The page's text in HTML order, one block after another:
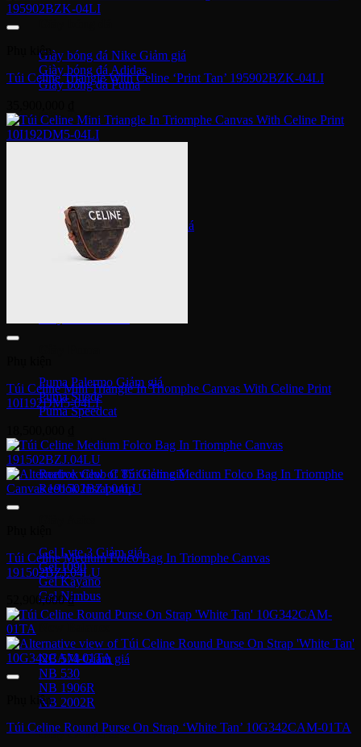
Giày bóng đá Nike
Giày bóng đá Adidas
Giày bóng đá Puma
Giày Golf
Giày Tranining Nike
Giày Tranining Adidas
Puma Palermo
Puma Suede
Puma Speedcat
Giày Reebok
Reebok Club C 85
Reebok Instapump
Gel Lyte 3
Gel 1090
Gel Kayano
Gel Nimbus
NB 574
NB 530
NB 1906R
NB 2002R
Giày Converse
Phụ kiện
Túi Celine Triangle With Celine ‘Print Tan’ 195902BZK-04LI
Túi Celine Mini Triangle In Triomphe Canvas With Celine Print
10I192DM5-04LI
Túi Celine Medium Folco Bag In Triomphe Canvas
191502BZJ.04LU
52,900,000₫
Phụ kiện
Túi Celine Round Purse On Strap ‘White Tan’ 10G342CAM-01TA